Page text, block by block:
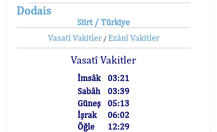
Dodais
Siirt / Türkiye
Vasatî Vakitler/ Ezânî Vakitler
Vasatî Vakitler
İmsâk
03:21
Sabâh
03:39
Güneş
05:13
İşrak
06:02
Öğle
12:29